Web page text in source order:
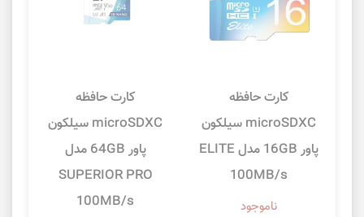
کارت حافظه
microSDXC سیلکون
پاور 16GB مدل ELITE
100MB/s
ناموجود
کارت حافظه
microSDXC سیلکون
پاور 64GB مدل
SUPERIOR PRO
100MB/s